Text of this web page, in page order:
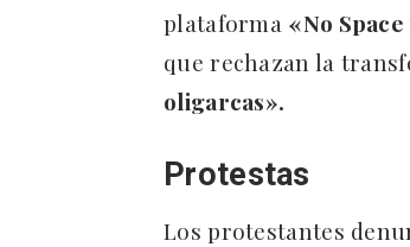
plataforma «No
que rechazan la
oligarcas».
Protestas
Los protestantes